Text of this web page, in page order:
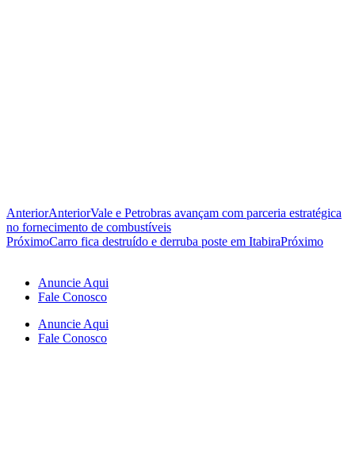
AnteriorAnteriorVale e Petrobras avançam com parceria estratégica
no fornecimento de combustíveis
PróximoCarro fica destruído e derruba poste em ItabiraPróximo
Anuncie Aqui
Fale Conosco
Anuncie Aqui
Fale Conosco